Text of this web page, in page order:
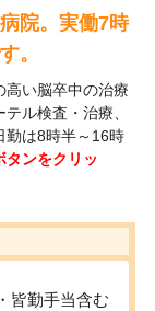
院。実働7時
。
高い脳卒中の治療
ル検査・治療、
勤は8時半～16時
ンをクリッ
皆勤手当含む